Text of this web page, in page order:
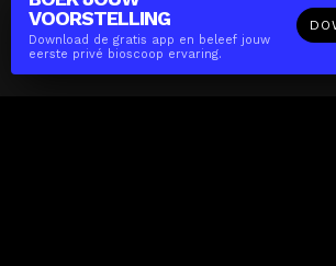
VOORSTELLING
Download de gratis app en beleef jouw
eerste privé bioscoop ervaring.